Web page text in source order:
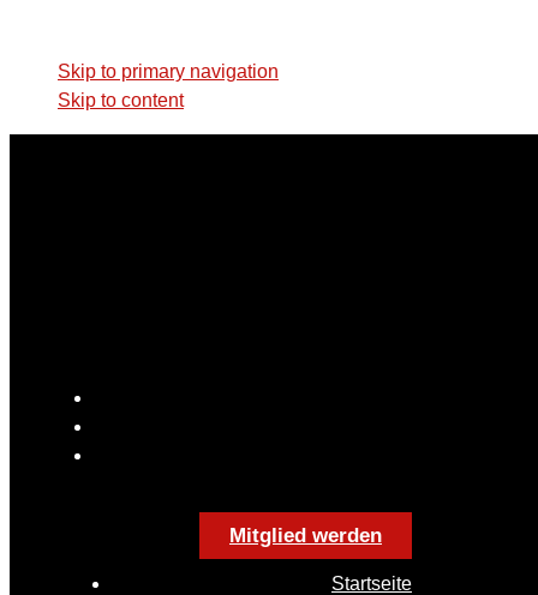
Skip to primary navigation
Skip to content
Mitglied werden
Startseite